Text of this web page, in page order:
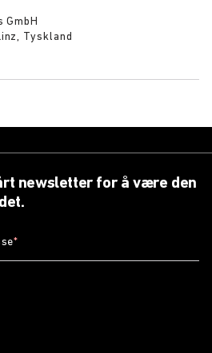
Tyskland
newsletter for å være den
*